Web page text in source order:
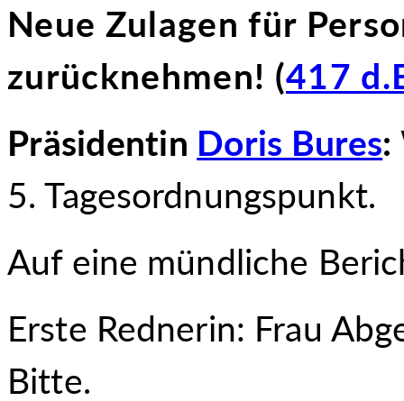
Neue Zulagen für
zurücknehmen! (417
Präsidentin Doris Bures:
5. Tagesordnungspunkt.
Auf eine mündliche
Erste Rednerin: Frau
Bitte.